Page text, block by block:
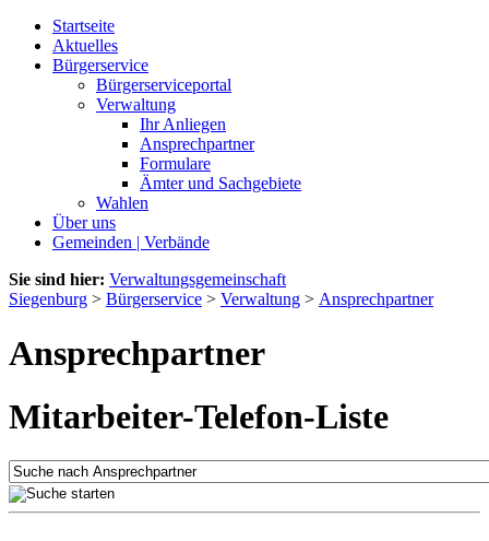
Startseite
Aktuelles
Bürgerservice
Bürgerserviceportal
Verwaltung
Ihr Anliegen
Ansprechpartner
Formulare
Ämter und Sachgebiete
Wahlen
Über uns
Gemeinden | Verbände
Sie sind hier: Verwaltungsgemeinschaft
Siegenburg > Bürgerservice > Verwaltung > Ansprechpartner
Ansprechpartner
Mitarbeiter-Telefon-Liste